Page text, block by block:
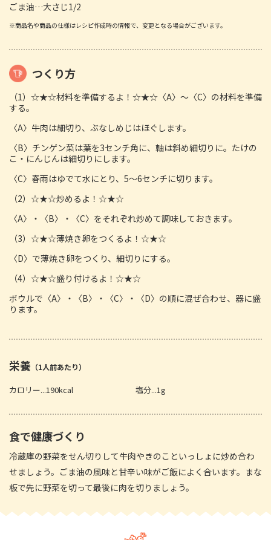
ごま油…大さじ1/2
※商品名や商品の仕様はレシピ作成時の情報で、変更となる場合がございます。
つくり方
（1）☆★☆材料を準備するよ！☆★☆〈A〉～〈C〉の材料を準備
する。
〈A〉牛肉は細切り、ぶなしめじはほぐします。
〈B〉チンゲン菜は葉を3センチ角に、軸は斜め細切りに。たけの
こ・にんじんは細切りにします。
〈C〉春雨はゆでて水にとり、5～6センチに切ります。
（2）☆★☆炒めるよ！☆★☆
〈A〉・〈B〉・〈C〉をそれぞれ炒めて調味しておきます。
（3）☆★☆薄焼き卵をつくるよ！☆★☆
〈D〉で薄焼き卵をつくり、細切りにする。
（4）☆★☆盛り付けるよ！☆★☆
ボウルで〈A〉・〈B〉・〈C〉・〈D〉の順に混ぜ合わせ、器に盛
ります。
栄養 （1人前あたり）
カロリー...190kcal 塩分...1g
食で健康づくり
冷蔵庫の野菜をせん切りして牛肉やきのこといっしょに炒め合わ
せましょう。ごま油の風味と甘辛い味がご飯によく合います。まな
板で先に野菜を切って最後に肉を切りましょう。